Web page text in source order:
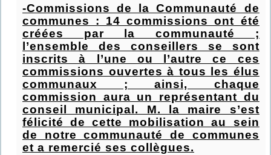
-Commissions de la Communauté de
communes : 14 commissions ont été
créées par la communauté ;
l’ensemble des conseillers se sont
inscrits à l’une ou l’autre ce ces
commissions ouvertes à tous les élus
communaux ; ainsi, chaque
commission aura un représentant du
conseil municipal. M. la maire s’est
félicité de cette mobilisation au sein
de notre communauté de communes
et a remercié ses collègues.